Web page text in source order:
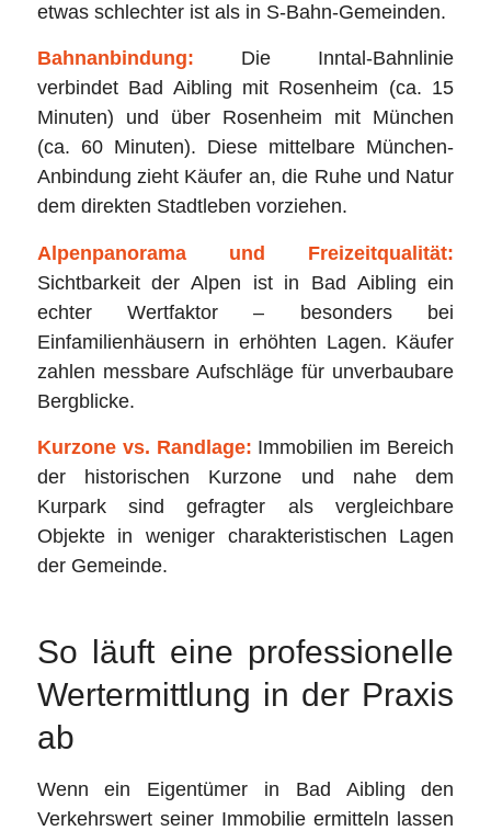
etwas schlechter ist als in S-Bahn-Gemeinden.
Bahnanbindung: Die Inntal-Bahnlinie
verbindet Bad Aibling mit Rosenheim (ca. 15
Minuten) und über Rosenheim mit München
(ca. 60 Minuten). Diese mittelbare München-
Anbindung zieht Käufer an, die Ruhe und Natur
dem direkten Stadtleben vorziehen.
Alpenpanorama und Freizeitqualität:
Sichtbarkeit der Alpen ist in Bad Aibling ein
echter Wertfaktor – besonders bei
Einfamilienhäusern in erhöhten Lagen. Käufer
zahlen messbare Aufschläge für unverbaubare
Bergblicke.
Kurzone vs. Randlage: Immobilien im Bereich
der historischen Kurzone und nahe dem
Kurpark sind gefragter als vergleichbare
Objekte in weniger charakteristischen Lagen
der Gemeinde.
So läuft eine professionelle
Wertermittlung in der Praxis
ab
Wenn ein Eigentümer in Bad Aibling den
Verkehrswert seiner Immobilie ermitteln lassen